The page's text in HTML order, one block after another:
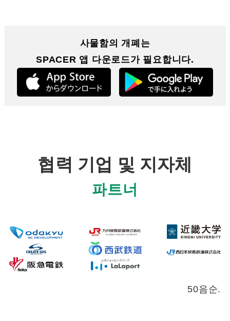
사물함의 개폐는
SPACER 앱 다운로드가 필요합니다.
협력 기업 및 지자체
파트너
50음순.